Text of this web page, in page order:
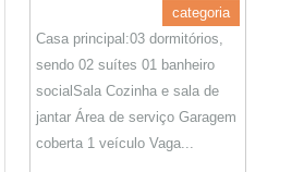
categoria
Casa principal:03 dormitórios,
sendo 02 suítes 01 banheiro
socialSala Cozinha e sala de
jantar Área de serviço Garagem
coberta 1 veículo Vaga...